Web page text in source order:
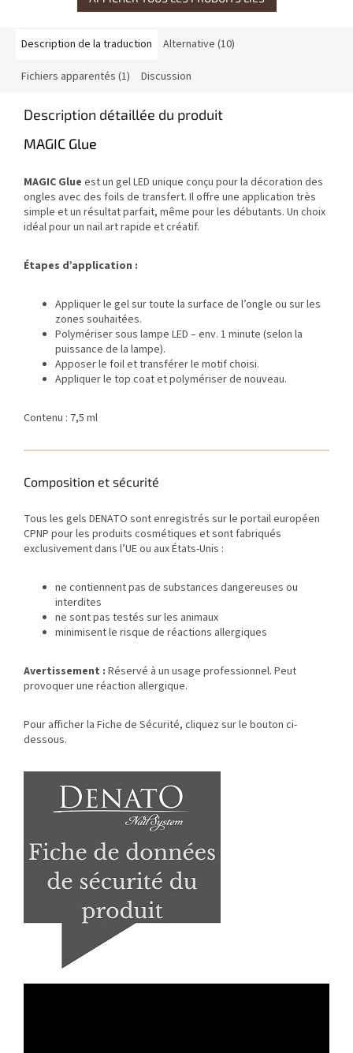
Description de la traduction Alternative (10)
Fichiers apparentés (1) Discussion
Description détaillée du produit
MAGIC Glue
MAGIC Glue est un gel LED unique conçu pour la décoration des
ongles avec des foils de transfert. Il offre une application très
simple et un résultat parfait, même pour les débutants. Un choix
idéal pour un nail art rapide et créatif.
Étapes d’application :
Appliquer le gel sur toute la surface de l’ongle ou sur les
zones souhaitées.
Polymériser sous lampe LED – env. 1 minute (selon la
puissance de la lampe).
Apposer le foil et transférer le motif choisi.
Appliquer le top coat et polymériser de nouveau.
Contenu : 7,5 ml
Composition et sécurité
Tous les gels DENATO sont enregistrés sur le portail européen
CPNP pour les produits cosmétiques et sont fabriqués
exclusivement dans l’UE ou aux États-Unis :
ne contiennent pas de substances dangereuses ou
interdites
ne sont pas testés sur les animaux
minimisent le risque de réactions allergiques
Avertissement : Réservé à un usage professionnel. Peut
provoquer une réaction allergique.
Pour afficher la Fiche de Sécurité, cliquez sur le bouton ci-
dessous.